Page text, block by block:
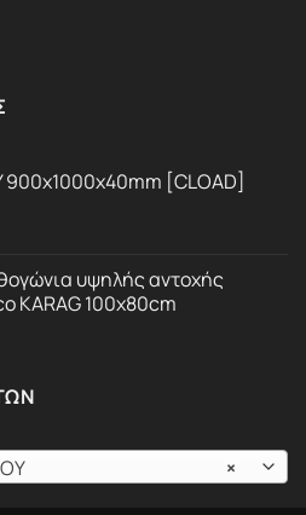
900x1000x40mm [CLOAD]
υψηλής αντοχής
KARAG 100x80cm
×